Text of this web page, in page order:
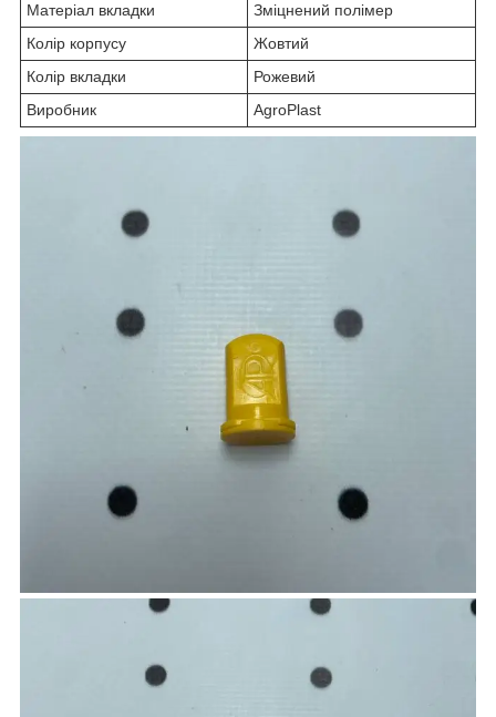
Матеріал вкладки
Зміцнений полімер
Колір корпусу
Жовтий
Колір вкладки
Рожевий
Виробник
AgroPlast